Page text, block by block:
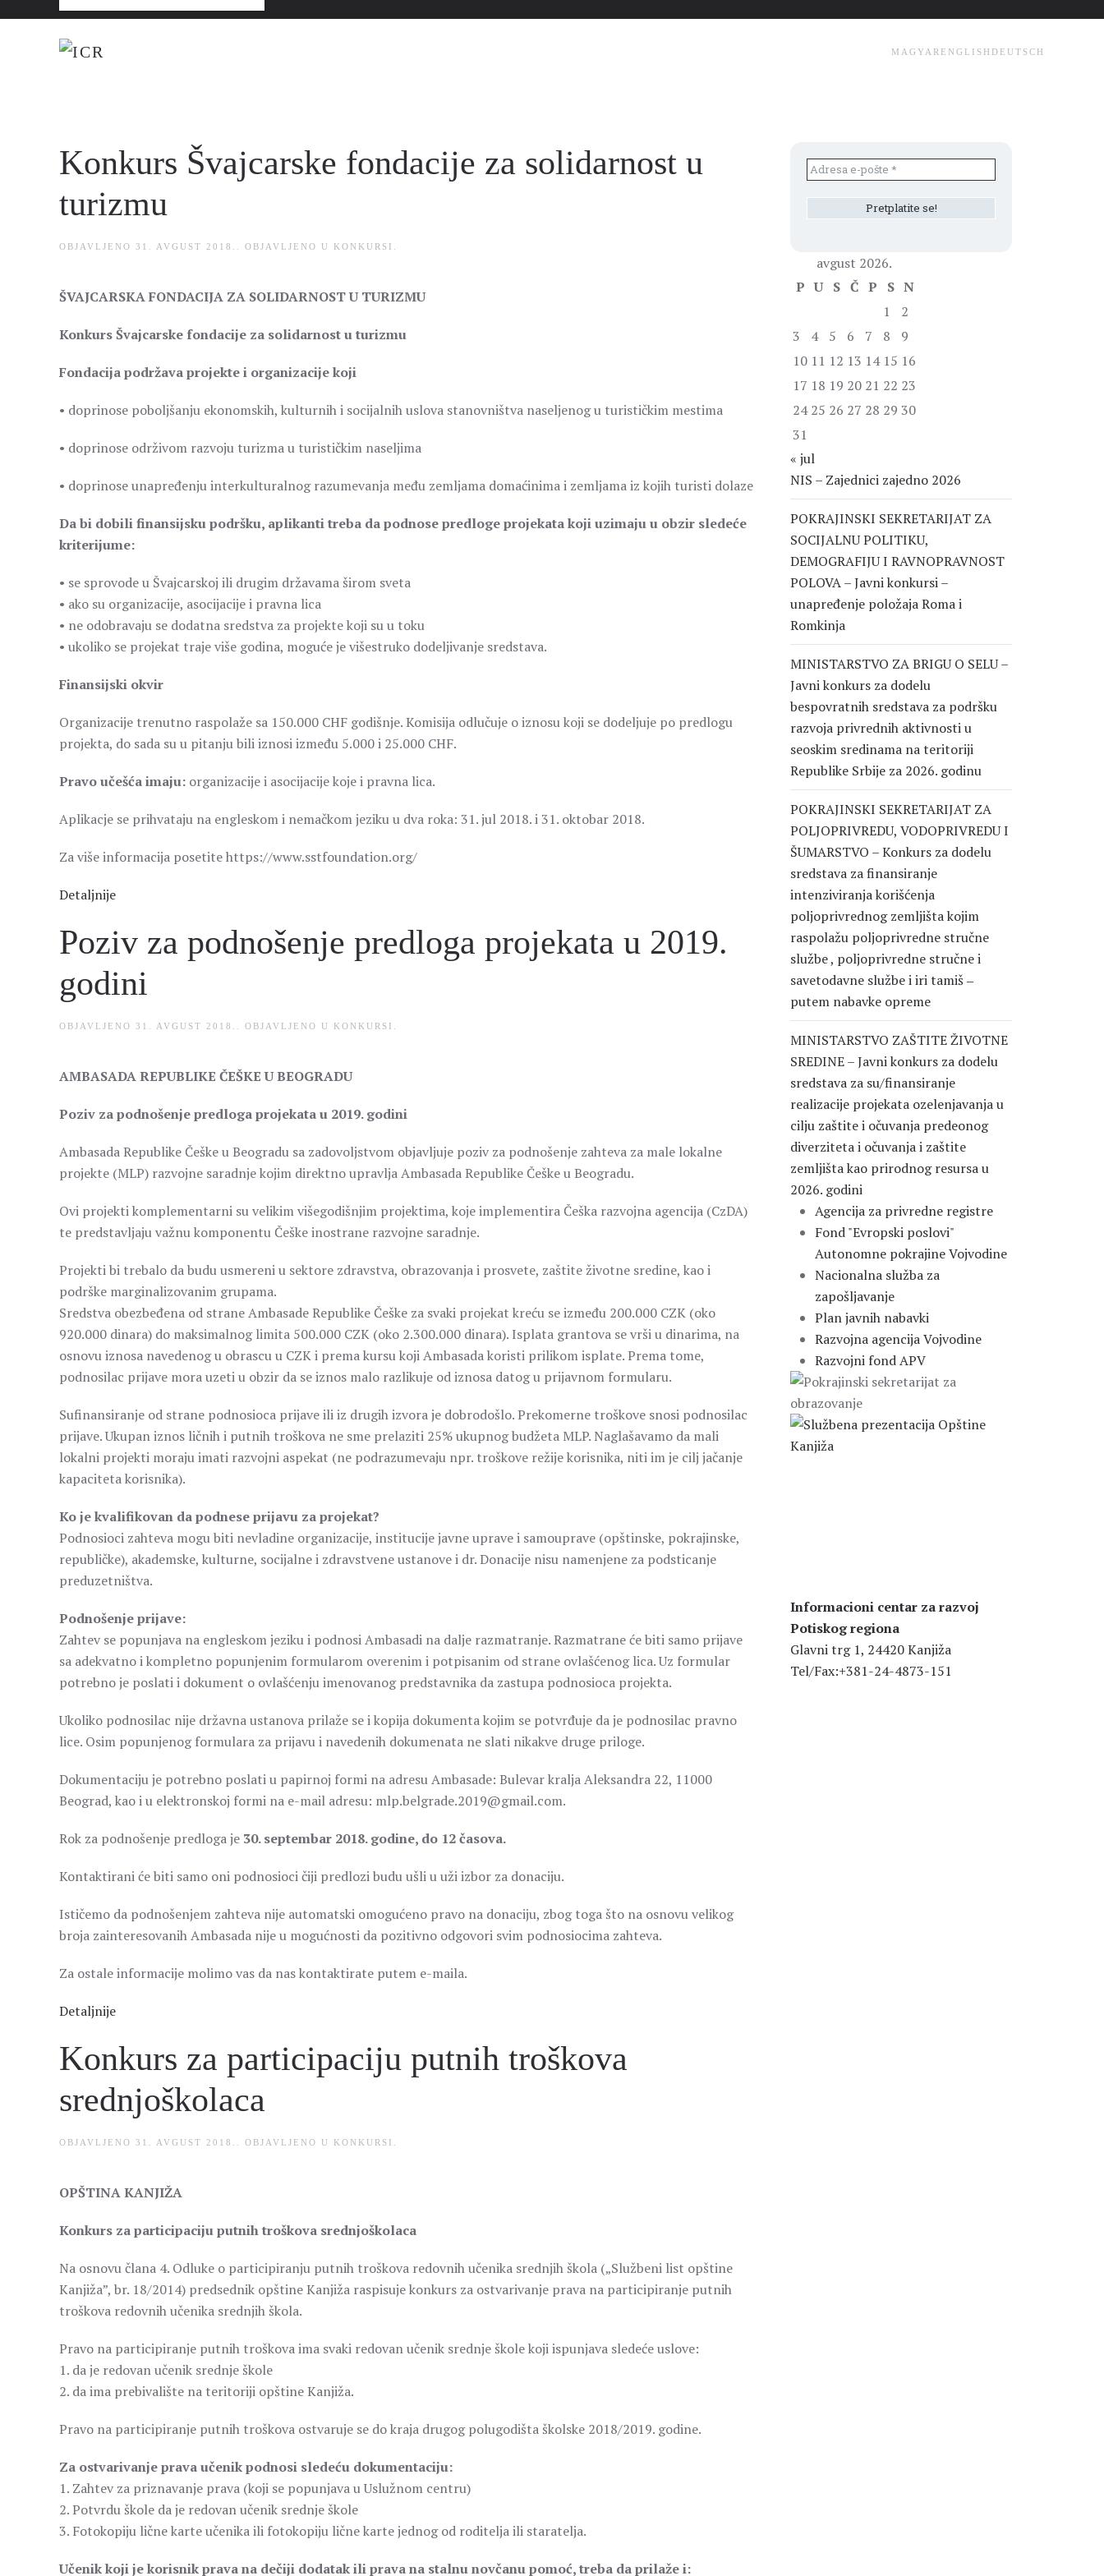
MAGYAR ENGLISH DEUTSCH
Konkurs Švajcarske fondacije za solidarnost u
turizmu
OBJAVLJENO 31. AVGUST 2018. . OBJAVLJENO U KONKURSI
ŠVAJCARSKA FONDACIJA ZA SOLIDARNOST U TURIZMU
Konkurs Švajcarske fondacije za solidarnost u turizmu
Fondacija podržava projekte i organizacije koji
• doprinose poboljšanju ekonomskih, kulturnih i socijalnih uslova stanovništva naseljenog u turističkim mestima
• doprinose održivom razvoju turizma u turističkim naseljima
• doprinose unapređenju interkulturalnog razumevanja među zemljama domaćinima i zemljama iz kojih turisti dolaze
Da bi dobili finansijsku podršku, aplikanti treba da podnose predloge projekata koji uzimaju u obzir sledeće
kriterijume:
• se sprovode u Švajcarskoj ili drugim državama širom sveta
• ako su organizacije, asocijacije i pravna lica
• ne odobravaju se dodatna sredstva za projekte koji su u toku
• ukoliko se projekat traje više godina, moguće je višestruko dodeljivanje sredstava.
Finansijski okvir
Organizacije trenutno raspolaže sa 150.000 CHF godišnje. Komisija odlučuje o iznosu koji se dodeljuje po predlogu
projekta, do sada su u pitanju bili iznosi između 5.000 i 25.000 CHF.
Pravo učešća imaju: organizacije i asocijacije koje i pravna lica.
Aplikacje se prihvataju na engleskom i nemačkom jeziku u dva roka: 31. jul 2018. i 31. oktobar 2018.
Za više informacija posetite https://www.sstfoundation.org/
Detaljnije
Poziv za podnošenje predloga projekata u 2019.
godini
OBJAVLJENO 31. AVGUST 2018. . OBJAVLJENO U KONKURSI
AMBASADA REPUBLIKE ČEŠKE U BEOGRADU
Poziv za podnošenje predloga projekata u 2019. godini
Ambasada Republike Češke u Beogradu sa zadovoljstvom objavljuje poziv za podnošenje zahteva za male lokalne
projekte (MLP) razvojne saradnje kojim direktno upravlja Ambasada Republike Češke u Beogradu.
Ovi projekti komplementarni su velikim višegodišnjim projektima, koje implementira Češka razvojna agencija (CzDA)
te predstavljaju važnu komponentu Češke inostrane razvojne saradnje.
Projekti bi trebalo da budu usmereni u sektore zdravstva, obrazovanja i prosvete, zaštite životne sredine, kao i
podrške marginalizovanim grupama.
Sredstva obezbeđena od strane Ambasade Republike Češke za svaki projekat kreću se između 200.000 CZK (oko
920.000 dinara) do maksimalnog limita 500.000 CZK (oko 2.300.000 dinara). Isplata grantova se vrši u dinarima, na
osnovu iznosa navedenog u obrascu u CZK i prema kursu koji Ambasada koristi prilikom isplate. Prema tome,
podnosilac prijave mora uzeti u obzir da se iznos malo razlikuje od iznosa datog u prijavnom formularu.
Sufinansiranje od strane podnosioca prijave ili iz drugih izvora je dobrodošlo. Prekomerne troškove snosi podnosilac
prijave. Ukupan iznos ličnih i putnih troškova ne sme prelaziti 25% ukupnog budžeta MLP. Naglašavamo da mali
lokalni projekti moraju imati razvojni aspekat (ne podrazumevaju npr. troškove režije korisnika, niti im je cilj jačanje
kapaciteta korisnika).
Ko je kvalifikovan da podnese prijavu za projekat?
Podnosioci zahteva mogu biti nevladine organizacije, institucije javne uprave i samouprave (opštinske, pokrajinske,
republičke), akademske, kulturne, socijalne i zdravstvene ustanove i dr. Donacije nisu namenjene za podsticanje
preduzetništva.
Podnošenje prijave:
Zahtev se popunjava na engleskom jeziku i podnosi Ambasadi na dalje razmatranje. Razmatrane će biti samo prijave
sa adekvatno i kompletno popunjenim formularom overenim i potpisanim od strane ovlašćenog lica. Uz formular
potrebno je poslati i dokument o ovlašćenju imenovanog predstavnika da zastupa podnosioca projekta.
Ukoliko podnosilac nije državna ustanova prilaže se i kopija dokumenta kojim se potvrđuje da je podnosilac pravno
lice. Osim popunjenog formulara za prijavu i navedenih dokumenata ne slati nikakve druge priloge.
Dokumentaciju je potrebno poslati u papirnoj formi na adresu Ambasade: Bulevar kralja Aleksandra 22, 11000
Beograd, kao i u elektronskoj formi na e-mail adresu: mlp.belgrade.2019@gmail.com.
Rok za podnošenje predloga je 30. septembar 2018. godine, do 12 časova.
Kontaktirani će biti samo oni podnosioci čiji predlozi budu ušli u uži izbor za donaciju.
Ističemo da podnošenjem zahteva nije automatski omogućeno pravo na donaciju, zbog toga što na osnovu velikog
broja zainteresovanih Ambasada nije u mogućnosti da pozitivno odgovori svim podnosiocima zahteva.
Za ostale informacije molimo vas da nas kontaktirate putem e-maila.
Detaljnije
Konkurs za participaciju putnih troškova
srednjoškolaca
OBJAVLJENO 31. AVGUST 2018. . OBJAVLJENO U KONKURSI
OPŠTINA KANJIŽA
Konkurs za participaciju putnih troškova srednjoškolaca
Na osnovu člana 4. Odluke o participiranju putnih troškova redovnih učenika srednjih škola („Službeni list opštine
Kanjiža”, br. 18/2014) predsednik opštine Kanjiža raspisuje konkurs za ostvarivanje prava na participiranje putnih
troškova redovnih učenika srednjih škola.
Pravo na participiranje putnih troškova ima svaki redovan učenik srednje škole koji ispunjava sledeće uslove:
1. da je redovan učenik srednje škole
2. da ima prebivalište na teritoriji opštine Kanjiža.
Pravo na participiranje putnih troškova ostvaruje se do kraja drugog polugodišta školske 2018/2019. godine.
Za ostvarivanje prava učenik podnosi sledeću dokumentaciju:
1. Zahtev za priznavanje prava (koji se popunjava u Uslužnom centru)
2. Potvrdu škole da je redovan učenik srednje škole
3. Fotokopiju lične karte učenika ili fotokopiju lične karte jednog od roditelja ili staratelja.
Učenik koji je korisnik prava na dečiji dodatak ili prava na stalnu novčanu pomoć, treba da prilaže i:
avgust 2026.
P U S Č P S N
1
2
3
4 5 6 7 8
9
10 11 12 13 14 15 16
17 18 19 20 21 22 23
24 25 26 27 28 29 30
31
« jul
NIS – Zajednici zajedno 2026
POKRAJINSKI SEKRETARIJAT ZA
SOCIJALNU POLITIKU,
DEMOGRAFIJU I RAVNOPRAVNOST
POLOVA – Javni konkursi –
unapređenje položaja Roma i
Romkinja
MINISTARSTVO ZA BRIGU O SELU –
Javni konkurs za dodelu
bespovratnih sredstava za podršku
razvoja privrednih aktivnosti u
seoskim sredinama na teritoriji
Republike Srbije za 2026. godinu
POKRAJINSKI SEKRETARIJAT ZA
POLJOPRIVREDU, VODOPRIVREDU I
ŠUMARSTVO – Konkurs za dodelu
sredstava za finansiranje
intenziviranja korišćenja
poljoprivrednog zemljišta kojim
raspolažu poljoprivredne stručne
službe , poljoprivredne stručne i
savetodavne službe i iri tamiš ‒
putem nabavke opreme
MINISTARSTVO ZAŠTITE ŽIVOTNE
SREDINE – Javni konkurs za dodelu
sredstava za su/finansiranje
realizacije projekata ozelenjavanja u
cilju zaštite i očuvanja predeonog
diverziteta i očuvanja i zaštite
zemljišta kao prirodnog resursa u
2026. godini
Agencija za privredne registre
Fond "Evropski poslovi"
Autonomne pokrajine Vojvodine
Nacionalna služba za
zapošljavanje
Plan javnih nabavki
Razvojna agencija Vojvodine
Razvojni fond APV
Informacioni centar za razvoj
Potiskog regiona
Glavni trg 1, 24420 Kanjiža
Tel/Fax:+381-24-4873-151